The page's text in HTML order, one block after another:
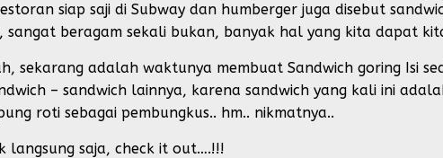
siap saji di Subway dan humberger juga disebut
sangat beragam sekali bukan, banyak hal yang kita dapat
sekarang adalah waktunya membuat Sandwich goring Isi
– sandwich lainnya, karena sandwich yang kali ini
roti sebagai pembungkus.. hm.. nikmatnya..
langsung saja, check it out….!!!